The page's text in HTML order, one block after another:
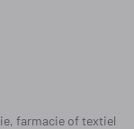
, farmacie oftextiel